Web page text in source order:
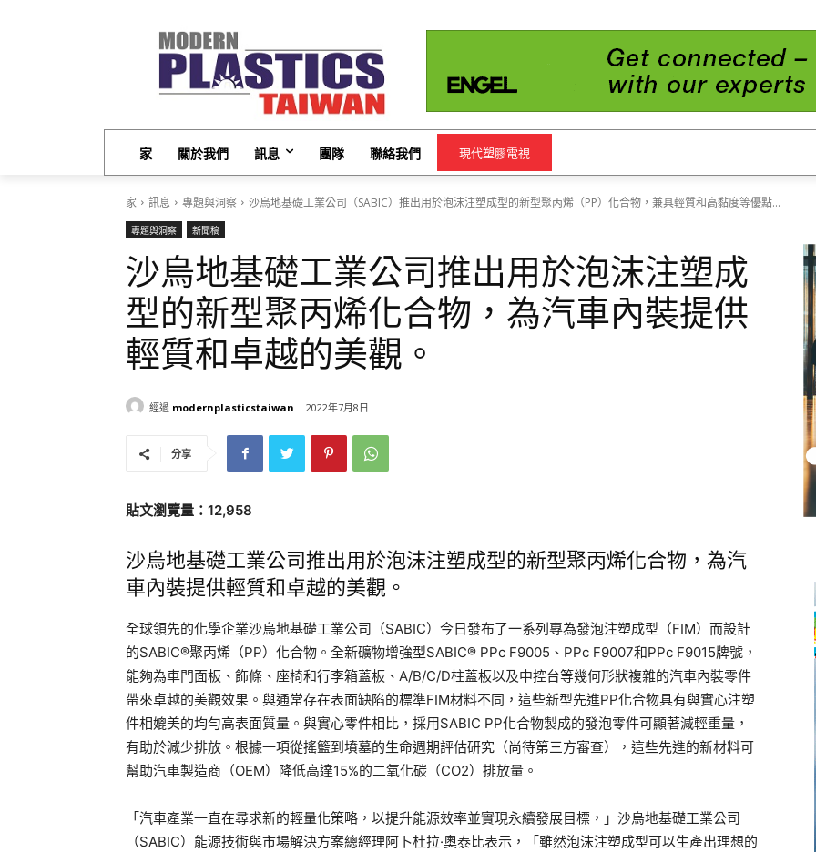
家 關於我們 訊息 團隊 聯絡我們 現代塑膠電視
家 訊息 專題與洞察 沙烏地基礎工業公司（SABIC）推出用於泡沫注塑成型的新型聚丙烯（PP）化合物，兼具輕質和高黏度等優點…
專題與洞察 新聞稿
沙烏地基礎工業公司推出用於泡沫注塑成
型的新型聚丙烯化合物，為汽車內裝提供
輕質和卓越的美觀。
經過 modernplasticstaiwan 2022年7月8日
分享
貼文瀏覽量：12,958
沙烏地基礎工業公司推出用於泡沫注塑成型的新型聚丙烯化合物，為汽
車內裝提供輕質和卓越的美觀。
全球領先的化學企業沙烏地基礎工業公司（SABIC）今日發布了一系列專為發泡注塑成型（FIM）而設計
的SABIC®聚丙烯（PP）化合物。全新礦物增強型SABIC® PPc F9005、PPc F9007和PPc F9015牌號，
能夠為車門面板、飾條、座椅和行李箱蓋板、A/B/C/D柱蓋板以及中控台等幾何形狀複雜的汽車內裝零件
帶來卓越的美觀效果。與通常存在表面缺陷的標準FIM材料不同，這些新型先進PP化合物具有與實心注塑
件相媲美的均勻高表面質量。與實心零件相比，採用SABIC PP化合物製成的發泡零件可顯著減輕重量，
有助於減少排放。根據一項從搖籃到墳墓的生命週期評估研究（尚待第三方審查），這些先進的新材料可
幫助汽車製造商（OEM）降低高達15%的二氧化碳（CO2）排放量。
「汽車產業一直在尋求新的輕量化策略，以提升能源效率並實現永續發展目標，」沙烏地基礎工業公司
（SABIC）能源技術與市場解決方案總經理阿卜杜拉·奧泰比表示，「雖然泡沫注塑成型可以生產出理想的